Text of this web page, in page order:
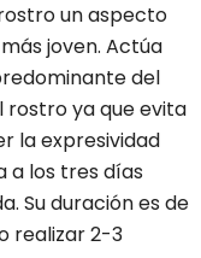
un aspecto
joven. Actúa
del
rostro ya que evita
la expresividad
a los tres días
Su duración es de
realizar 2-3